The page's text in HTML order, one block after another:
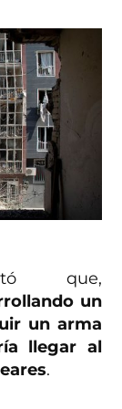
que,
un
un arma
llegar al
.